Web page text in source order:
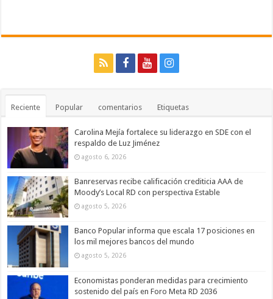
Reciente Popular comentarios Etiquetas
Carolina Mejía fortalece su liderazgo en SDE con el
respaldo de Luz Jiménez
agosto 6, 2026
Banreservas recibe calificación crediticia AAA de
Moody’s Local RD con perspectiva Estable
agosto 5, 2026
Banco Popular informa que escala 17 posiciones en
los mil mejores bancos del mundo
agosto 5, 2026
Economistas ponderan medidas para crecimiento
sostenido del país en Foro Meta RD 2036